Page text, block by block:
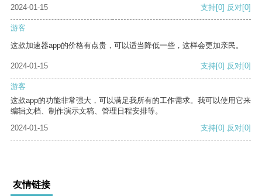
2024-01-15 支持[0] 反对[0]
游客
这款加速器app的价格有点贵，可以适当降低一些，这样会更加亲民。
2024-01-15 支持[0] 反对[0]
游客
这款app的功能非常强大，可以满足我所有的工作需求。我可以使用它来
编辑文档、制作演示文稿、管理日程安排等。
2024-01-15
支持[0] 反对[0]
友情链接